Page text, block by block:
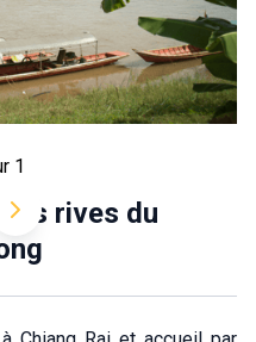
1
les rives du